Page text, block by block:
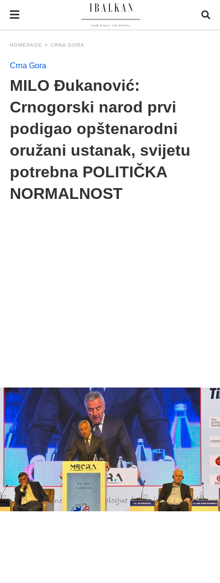
HOMEPAGE CRNA GORA
Crna Gora
MILO Đukanović:
Crnogorski narod prvi
podigao opštenarodni
oružani ustanak, svijetu
potrebna POLITIČKA
NORMALNOST